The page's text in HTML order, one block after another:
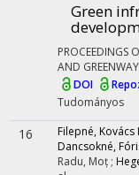
Green
PROCEEDINGS
AND
DOI
Tudományos
16 Filepné, Kovács
Dancsokné,
Radu, Moț ;